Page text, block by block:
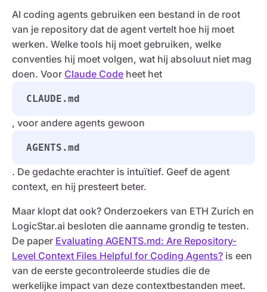
AI coding agents gebruiken een bestand in de root
van je repository dat de agent vertelt hoe hij moet
werken. Welke tools hij moet gebruiken, welke
conventies hij moet volgen, wat hij absoluut niet mag
doen. Voor Claude Code heet het
CLAUDE.md
, voor andere agents gewoon
AGENTS.md
. De gedachte erachter is intuïtief. Geef de agent
context, en hij presteert beter.
Maar klopt dat ook? Onderzoekers van ETH Zurich en
LogicStar.ai besloten die aanname grondig te testen.
De paper Evaluating AGENTS.md: Are Repository-
Level Context Files Helpful for Coding Agents? is een
van de eerste gecontroleerde studies die de
werkelijke impact van deze contextbestanden meet.